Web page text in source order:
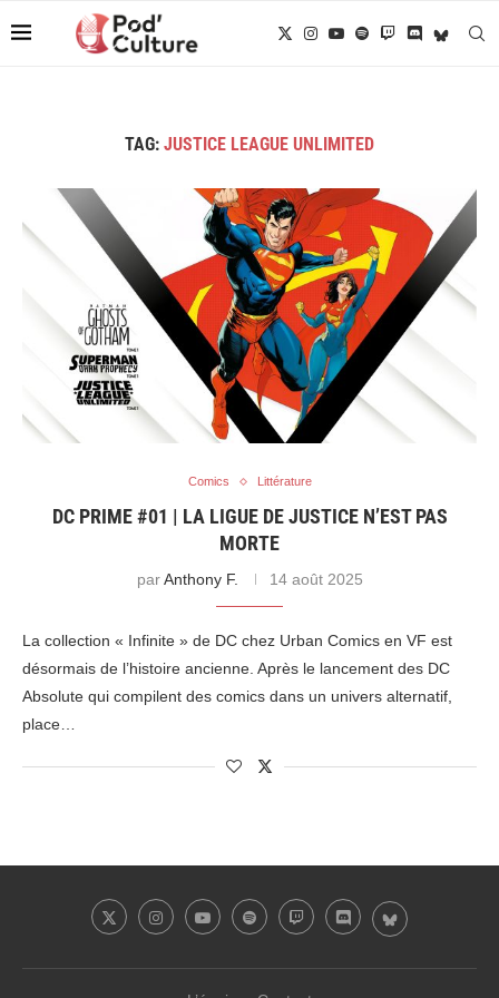
TAG: JUSTICE LEAGUE UNLIMITED
Comics Littérature
DC PRIME #01 | LA LIGUE DE JUSTICE N’EST PAS
MORTE
parAnthony F. 14 août 2025
La collection « Infinite » de DC chez Urban Comics en VF est
désormais de l’histoire ancienne. Après le lancement des DC
Absolute qui compilent des comics dans un univers alternatif,
place…